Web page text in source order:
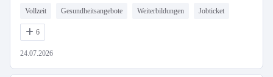
Vollzeit Gesundheitsangebote Weiterbildungen Jobticket
6
24.07.2026